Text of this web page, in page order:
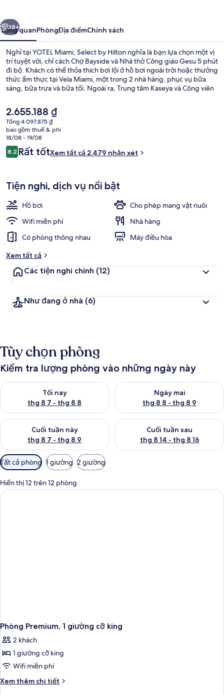
Hilton
Tiếp
38+
Tổng quanPhòngĐịa điểmChính sách
Nghỉ tại YOTEL Miami, Select by Hilton nghĩa là bạn lựa chọn một vị
trí tuyệt vời, chỉ cách Chợ Bayside và Nhà thờ Công giáo Gesu 5 phút
đi bộ. Khách có thể thỏa thích bơi lội ở hồ bơi ngoài trời hoặc thưởng
thức ẩm thực tại Vela Miami, một trong 2 nhà hàng, phục vụ bữa
sáng, bữa trưa và bữa tối. Ngoài ra, Trung tâm Kaseya và Công viên
tình là những điều ghi dấu ấn trong lòng du khách. Dịch vụ giao
thông công cộng chỉ cách một quãng đi bộ ngắn: Ga First Street
Metromover và Ga College-Bayside Metromover nằm trong bán
kính vài bước chân.
Giá
hiện
tại
là
2.655.188 ₫
2.655.188 ₫
Tổng 4.097.875 ₫
bao gồm thuế & phí
18/08 - 19/08
Nhận
xét
8,28,2 trên 10,
Rất tốtXem tất cả 2.479 nhận xét
Tiện nghi, dịch vụ nổi bật
Hồ bơi
Cho phép mang vật nuôi
Wifi miễn phí
Nhà hàng
Có phòng thông nhau
Máy điều hòa
Xem tất cả
Các tiện nghi chính (12)
Như đang ở nhà (6)
Tùy chọn phòng
Kiểm tra lượng phòng vào những ngày này
Tối nay
thg 8 7 - thg 8 8
Kiểm tra lượng phòng tối nay từ thg 8 7 - thg 8 8
Ngày mai
thg 8 8 - thg 8 9
Kiểm tra lượng phòng ngày
Cuối tuần này
thg 8 7 - thg 8 9
Kiểm tra lượng phòng cuối tuần này từ thg 8 7 - thg 8 9
Cuối tuần sau
thg 8 14 - thg 8 16
Kiểm tra lượng phòng cuối
Bộ
lọc
có
thể
Tất cả phòng 1 giường 2 giường
Hiển thị 12 trên 12 phòng
Phòng Premium, 1 giường cỡ king
2 khách
1 giường cỡ king
Wifi miễn phí
Xem thêm chi tiết
Chi